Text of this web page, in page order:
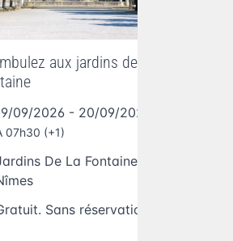
aux jardins de la
09/2026 - 20/09/2026
07h30 (+1)
De La Fontaine
Sans réservation.